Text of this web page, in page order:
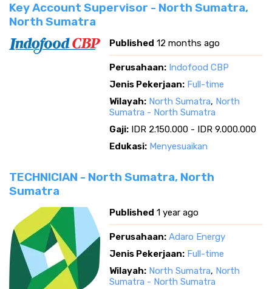
Key Account Supervisor - North Sumatra,
North Sumatra
Published 12 months ago
Perusahaan: Indofood CBP
Jenis Pekerjaan: Full-time
Wilayah: North Sumatra, North
Sumatra - North Sumatra
Gaji: IDR 2.150.000 - IDR 9.000.000
Edukasi: Menyesuaikan
TECHNICIAN - North Sumatra, North
Sumatra
Published 1 year ago
Perusahaan: Adaro Energy
Jenis Pekerjaan: Full-time
Wilayah: North Sumatra, North
Sumatra - North Sumatra